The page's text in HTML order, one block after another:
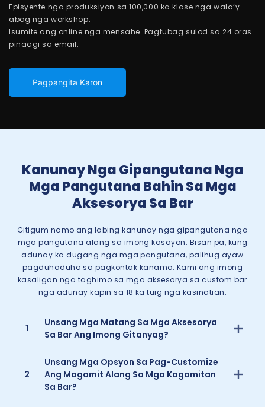
Episyente nga produksiyon sa 100,000 ka klase nga wala’y
abog nga workshop.
Isumite ang online nga mensahe. Pagtubag sulod sa 24 oras
pinaagi sa email.
Pagpangita Karon
Kanunay Nga Gipangutana Nga
Mga Pangutana Bahin Sa Mga
Aksesorya Sa Bar
Gitigum namo ang labing kanunay nga gipangutana nga
mga pangutana alang sa imong kasayon. Bisan pa, kung
adunay ka dugang nga mga pangutana, palihug ayaw
pagduhaduha sa pagkontak kanamo. Kami ang imong
kasaligan nga taghimo sa mga aksesorya sa custom bar
nga adunay kapin sa 18 ka tuig nga kasinatian.
1
Unsang Mga Matang Sa Mga Aksesorya
Sa Bar Ang Imong Gitanyag?
2
Unsang Mga Opsyon Sa Pag-Customize
Ang Magamit Alang Sa Mga Kagamitan
Sa Bar?